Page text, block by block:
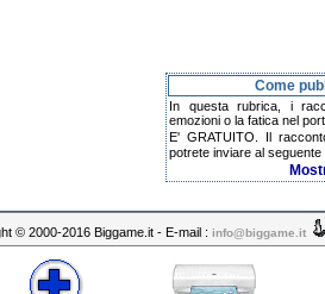
Come
In questa rubrica, i
emozioni o la fatica nel
E' GRATUITO. Il
potrete inviare al
© 2000-2016 Biggame.it - E-mail : info@biggame.it